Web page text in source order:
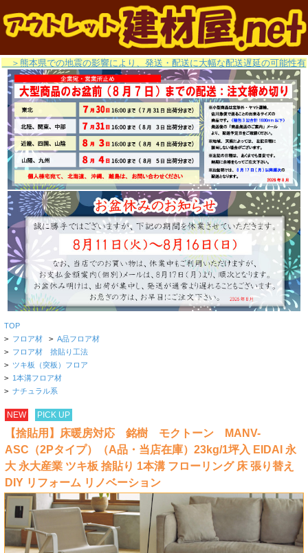
＞熊本県での地震の影響により、発送・配送に大幅な配送遅延の可能性有
TOP
> フロア材 > A品フロア材
> フロア材 捨貼り工法
> ツキ板（突板）フロア
> 1本溝フロア材
> ナチュラル系
NEW PICK UP
【捨貼用】床暖房対応 銘樹 モクトーン MANV-
ASC（2Pタイプ）（A品・当店在庫）23kg/1坪入 EIDAI 永
大 永大産業 ツキ板 捨貼り 1本溝 フローリング 床 張り替え
DIY リフォーム リノベーション